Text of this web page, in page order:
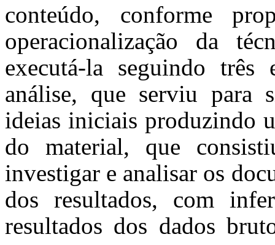
conteúdo, conforme
operacionalização da
executá-la seguindo três
análise, que serviu para
ideias iniciais produzindo
do material, que
investigar e analisar os
dos resultados, com
resultados dos dados